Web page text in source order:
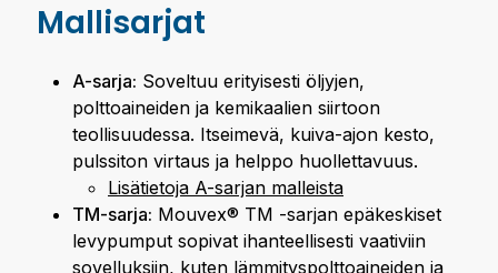
Mallisarjat
A-sarja: Soveltuu erityisesti öljyjen,
polttoaineiden ja kemikaalien siirtoon
teollisuudessa. Itseimevä, kuiva-ajon kesto,
pulssiton virtaus ja helppo huollettavuus.
Lisätietoja A-sarjan malleista
TM-sarja: Mouvex® TM -sarjan epäkeskiset
levypumput sopivat ihanteellisesti vaativiin
sovelluksiin, kuten lämmityspolttoaineiden ja